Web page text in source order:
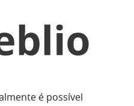
é possível